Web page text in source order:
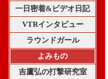
一日密着&ビデオ日記
VTRインタビュー
ラウンドガール
よみもの
吉鷹弘の打撃研究室